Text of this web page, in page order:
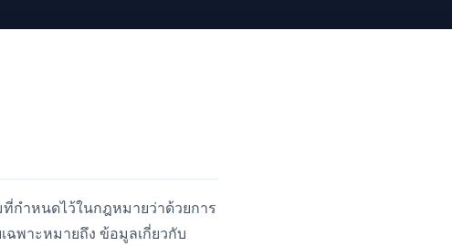
ำหนดไว้ในกฎหมายว่าด้วยการ
พาะหมายถึง ข้อมูลเกี่ยวกับ